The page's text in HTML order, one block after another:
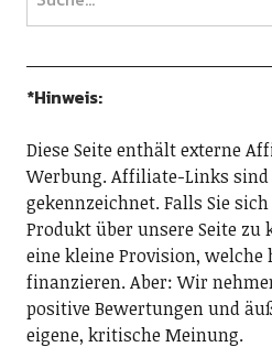
*Hinweis:
Diese Seite enthält externe
Werbung. Affiliate-Links
gekennzeichnet. Falls Sie
Produkt über unsere Seite
eine kleine Provision, welche
finanzieren. Aber: Wir
positive Bewertungen und
eigene, kritische Meinung.